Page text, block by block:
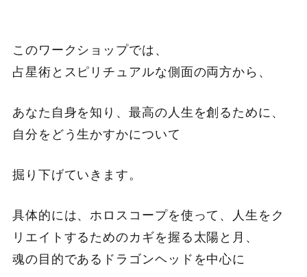
このワークショップでは、
占星術とスピリチュアルな側面の両方から、
あなた自身を知り、最高の人生を創るために、
自分をどう生かすかについて
掘り下げていきます。
具体的には、ホロスコープを使って、人生をク
リエイトするためのカギを握る太陽と月、
魂の目的であるドラゴンヘッドを中心に